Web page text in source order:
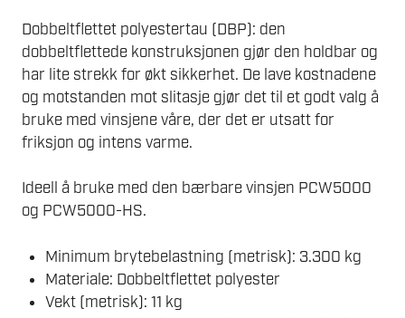
Dobbeltflettet polyestertau (DBP): den
dobbeltflettede konstruksjonen gjør den holdbar og
har lite strekk for økt sikkerhet. De lave kostnadene
og motstanden mot slitasje gjør det til et godt valg å
bruke med vinsjene våre, der det er utsatt for
friksjon og intens varme.
Ideell å bruke med den bærbare vinsjen PCW5000
og PCW5000-HS.
Minimum brytebelastning (metrisk): 3.300 kg
Materiale: Dobbeltflettet polyester
Vekt (metrisk): 11 kg